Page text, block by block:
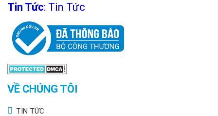
Tin Tức: Tin Tức
VỀ CHÚNG TÔI
TIN TỨC